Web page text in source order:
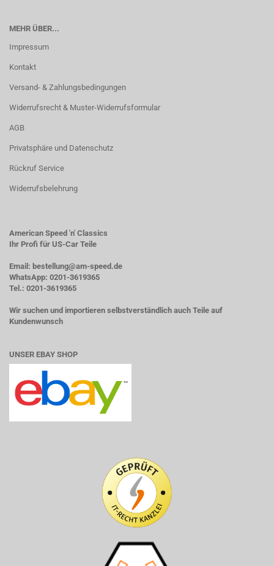
MEHR ÜBER...
Impressum
Kontakt
Versand- & Zahlungsbedingungen
Widerrufsrecht & Muster-Widerrufsformular
AGB
Privatsphäre und Datenschutz
Rückruf Service
Widerrufsbelehrung
American Speed 'n' Classics
Ihr Profi für US-Car Teile
Email: bestellung@am-speed.de
WhatsApp: 0201-3619365
Tel.: 0201-3619365
Wir suchen und importieren selbstverständlich auch Teile auf
Kundenwunsch
UNSER EBAY SHOP